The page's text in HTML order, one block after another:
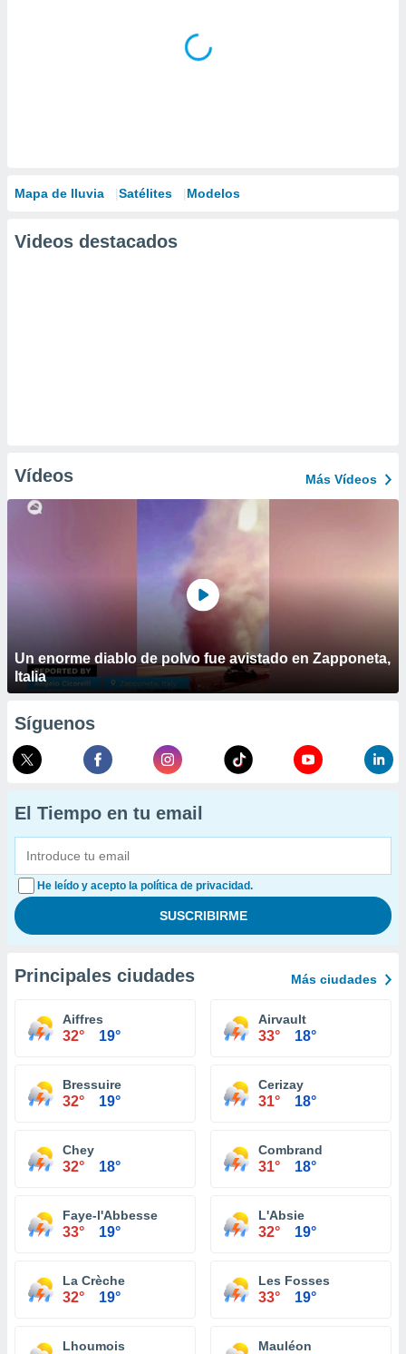
Mapa de lluvia Satélites Modelos
Videos destacados
Vídeos Más Vídeos
Un enorme diablo de polvo fue avistado en Zapponeta,
Italia
Síguenos
El Tiempo en tu email
He leído y acepto la política de privacidad.
Principales ciudades Más ciudades
Aiffres
32° 19°
Airvault
33° 18°
Bressuire
32° 19°
Cerizay
31° 18°
Chey
32° 18°
Combrand
31° 18°
Faye-l'Abbesse
33° 19°
L'Absie
32° 19°
La Crèche
32° 19°
Les Fosses
33° 19°
Lhoumois Mauléon